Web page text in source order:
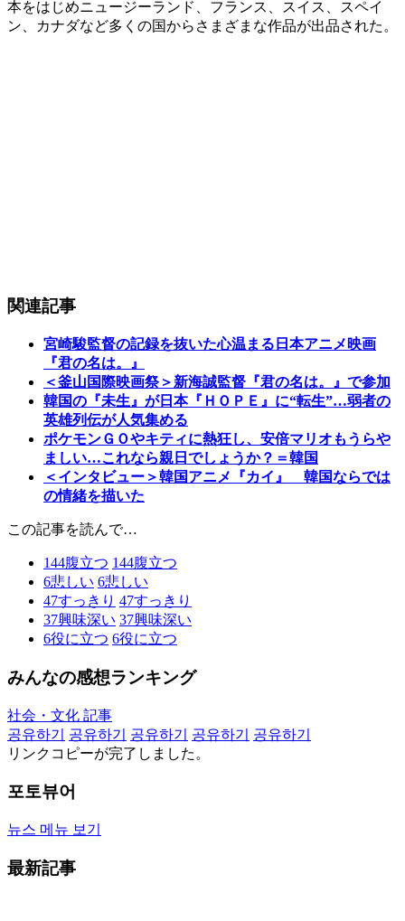
本をはじめニュージーランド、フランス、スイス、スペイ
ン、カナダなど多くの国からさまざまな作品が出品された。
関連記事
宮崎駿監督の記録を抜いた心温まる日本アニメ映画
『君の名は。』
＜釜山国際映画祭＞新海誠監督『君の名は。』で参加
韓国の『未生』が日本『ＨＯＰＥ』に“転生”…弱者の
英雄列伝が人気集める
ポケモンＧＯやキティに熱狂し、安倍マリオもうらや
ましい…これなら親日でしょうか？＝韓国
＜インタビュー＞韓国アニメ『カイ』 韓国ならでは
の情緒を描いた
この記事を読んで…
144腹立つ 144腹立つ
6悲しい 6悲しい
47すっきり 47すっきり
37興味深い 37興味深い
6役に立つ 6役に立つ
みんなの感想ランキング
社会・文化 記事
공유하기
공유하기 공유하기 공유하기
공유하기
リンクコピーが完了しました。
포토뷰어
뉴스 메뉴 보기
最新記事